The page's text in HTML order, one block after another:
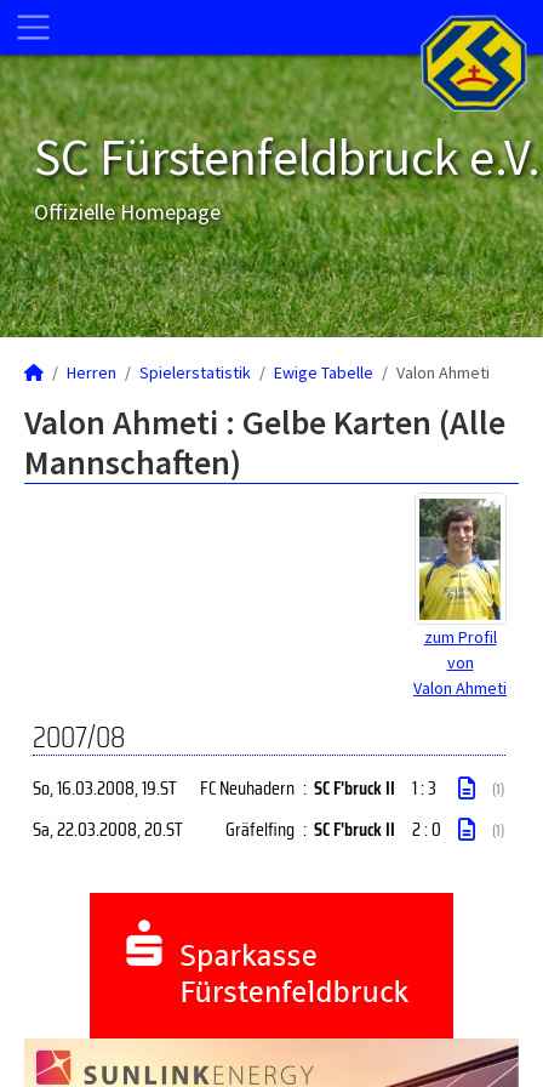
SC Fürstenfeldbruck e.V.
Offizielle Homepage
Herren Spielerstatistik Ewige Tabelle Valon Ahmeti
Valon Ahmeti : Gelbe Karten (Alle
Mannschaften)
zum Profil
von
Valon Ahmeti
2007/08
So, 16.03.2008, 19.ST FC Neuhadern : SC F'bruck II 1 : 3 (1)
Sa, 22.03.2008, 20.ST Gräfelfing : SC F'bruck II 2 : 0 (1)